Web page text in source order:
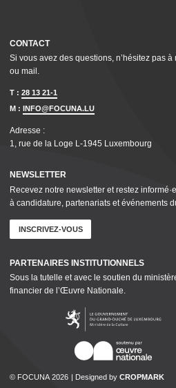
CONTACT
Si vous avez des questions, n’hésitez pas
ou mail.
T : 28 13 21-1
M : INFO@FOCUNA.LU
Adresse :
1, rue de la Loge L‑1945 Luxembourg
NEWSLETTER
Recevez notre newsletter et restez
à candidature, parte­nar­i­ats et événements
INSCRIVEZ-VOUS
PARTENAIRES INSTI­TU­TION­NELS
Sous la tutelle et avec le soutien du
financier de l’Œuvre Nationale.
© FOCUNA 2026 Designed by CROPMARK